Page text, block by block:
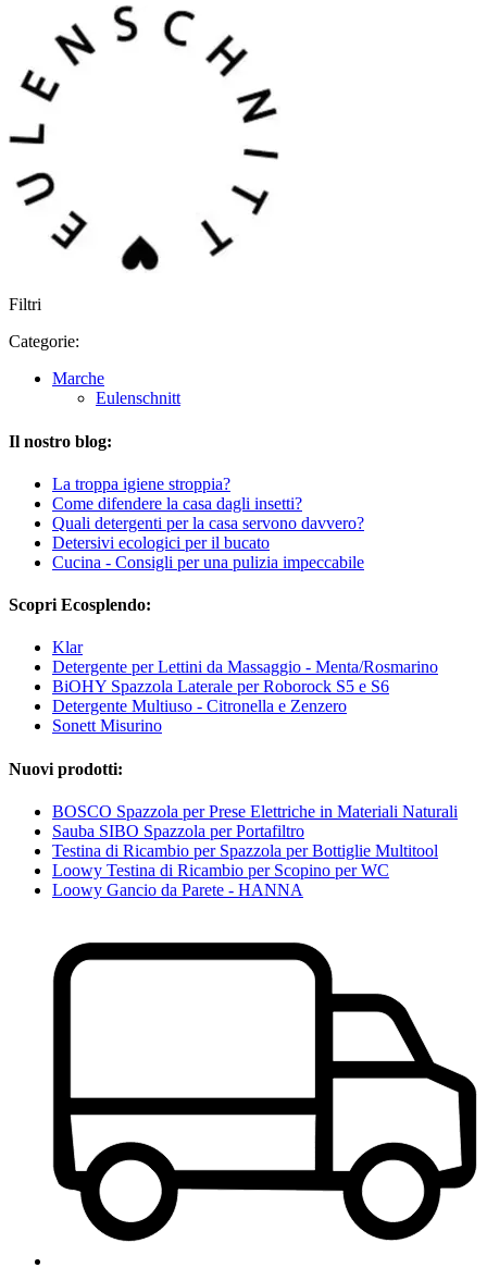
Filtri
Categorie:
Marche
Eulenschnitt
Il nostro blog:
La troppa igiene stroppia?
Come difendere la casa dagli insetti?
Quali detergenti per la casa servono davvero?
Detersivi ecologici per il bucato
Cucina - Consigli per una pulizia impeccabile
Scopri Ecosplendo:
Klar
Detergente per Lettini da Massaggio - Menta/Rosmarino
BiOHY Spazzola Laterale per Roborock S5 e S6
Detergente Multiuso - Citronella e Zenzero
Sonett Misurino
Nuovi prodotti:
BOSCO Spazzola per Prese Elettriche in Materiali Naturali
Sauba SIBO Spazzola per Portafiltro
Testina di Ricambio per Spazzola per Bottiglie Multitool
Loowy Testina di Ricambio per Scopino per WC
Loowy Gancio da Parete - HANNA